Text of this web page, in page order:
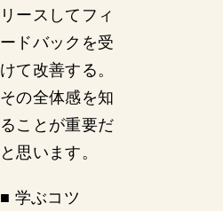
リースしてフィ
ードバックを受
けて改善する。
その全体感を知
ることが重要だ
と思います。
■ 学ぶコツ